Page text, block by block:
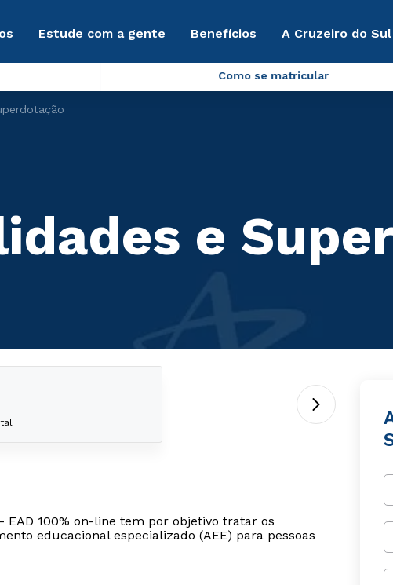
Estude com a gente Benefícios A Cruzeiro do
Como se matricular
e
100% on-line tem por objetivo tratar os
educacional especializado (AEE) para pessoas